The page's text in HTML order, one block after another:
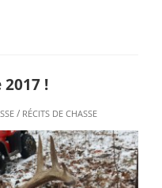
!
/ RÉCITS DE CHASSE